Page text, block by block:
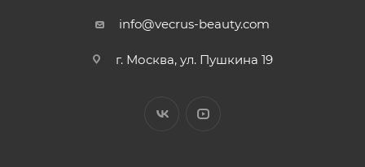
info@vecrus-beauty.com
г. Москва, ул. Пушкина 19